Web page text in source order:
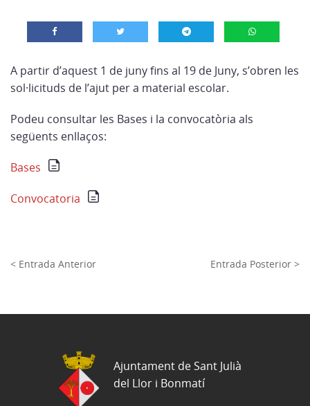
A partir d’aquest 1 de juny fins al 19 de Juny, s’obren les
sol·licituds de l’ajut per a material escolar.
Podeu consultar les Bases i la convocatòria als
següents enllaços:
Bases
Convocatoria
< Entrada Anterior Entrada Posterior >
Ajuntament de Sant Julià
del Llor i Bonmatí